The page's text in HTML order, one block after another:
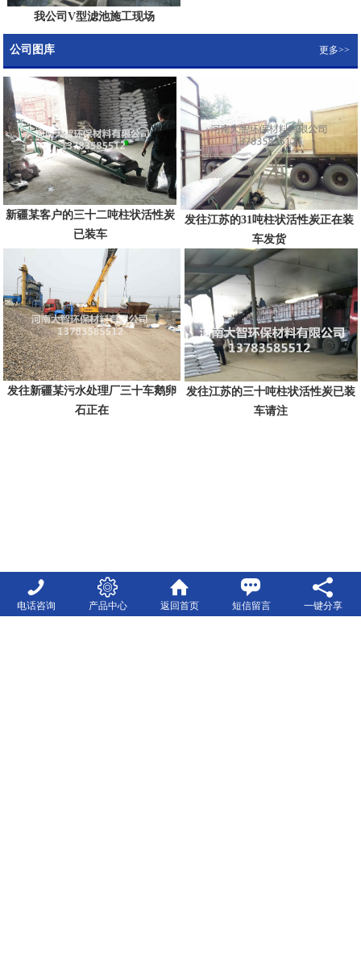
我公司V型滤池施工现场
公司图库 更多>>
新疆某客户的三十二吨柱状活性炭
已装车
发往江苏的31吨柱状活性炭正在装
车发货
发往新疆某污水处理厂三十车鹅卵
石正在
发往江苏的三十吨柱状活性炭已装
车请注
电话咨询 产品中心 返回首页 短信留言 一键分享